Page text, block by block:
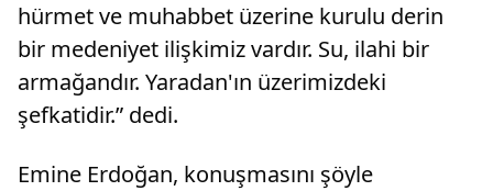
hürmet ve muhabbet üzerine kurulu derin
bir medeniyet ilişkimiz vardır. Su, ilahi bir
armağandır. Yaradan'ın üzerimizdeki
şefkatidir.” dedi.
Emine Erdoğan, konuşmasını şöyle